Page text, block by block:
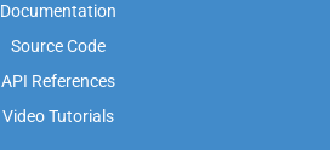
Documentation
Source Code
API References
Video Tutorials